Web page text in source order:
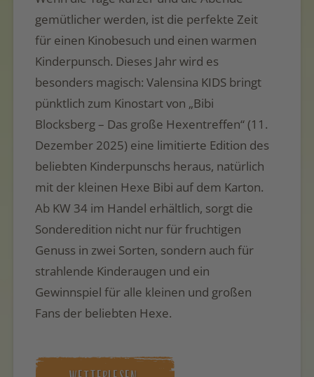
gemütlicher werden, ist die perfekte Zeit
für einen Kinobesuch und einen warmen
Kinderpunsch. Dieses Jahr wird es
besonders magisch: Valensina KIDS bringt
pünktlich zum Kinostart von „Bibi
Blocksberg – Das große Hexentreffen“ (11.
Dezember 2025) eine limitierte Edition des
beliebten Kinderpunschs heraus, natürlich
mit der kleinen Hexe Bibi auf dem Karton.
Ab KW 34 im Handel erhältlich, sorgt die
Sonderedition nicht nur für fruchtigen
Genuss in zwei Sorten, sondern auch für
strahlende Kinderaugen und ein
Gewinnspiel für alle kleinen und großen
Fans der beliebten Hexe.